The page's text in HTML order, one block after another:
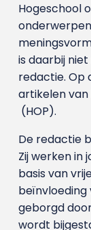
Hogeschool
is daarbij
redactie. Op
artikelen
(HOP).
De redactie
Zij werken in
basis van
beïnvloeding
geborgd
wordt